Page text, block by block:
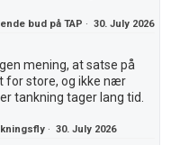
bud på TAP ·30. July 2026
mening, at satse på
for store, og ikke nær
tankning tager lang tid.
·30. July 2026